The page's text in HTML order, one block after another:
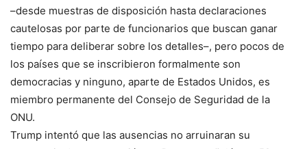
–desde muestras de disposición hasta declaraciones
cautelosas por parte de funcionarios que buscan ganar
tiempo para deliberar sobre los detalles–, pero pocos de
los países que se inscribieron formalmente son
democracias y ninguno, aparte de Estados Unidos, es
miembro permanente del Consejo de Seguridad de la
ONU.
Trump intentó que las ausencias no arruinaran su